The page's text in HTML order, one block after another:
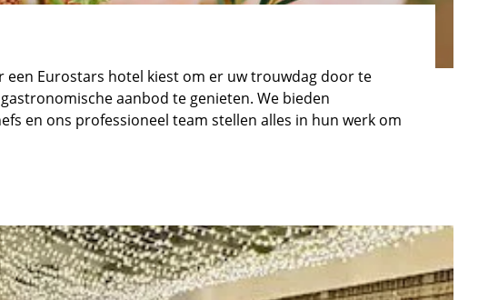
een Eurostars hotel kiest om er uw trouwdag door te
aanbod te genieten. We bieden
en ons professioneel team stellen alles in hun werk om